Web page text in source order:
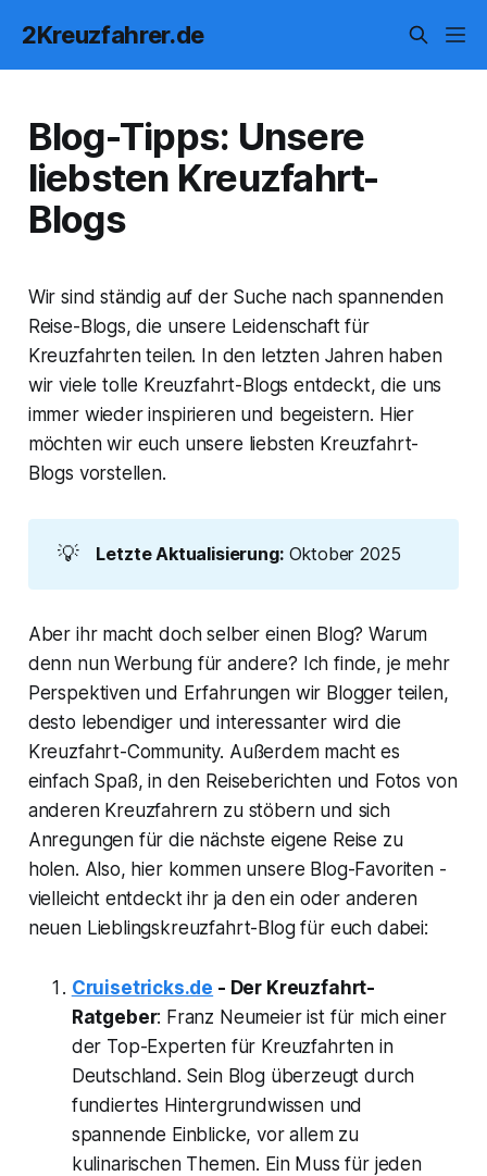
2Kreuzfahrer.de
Blog-Tipps: Unsere
liebsten Kreuzfahrt-
Blogs
Wir sind ständig auf der Suche nach spannenden
Reise-Blogs, die unsere Leidenschaft für
Kreuzfahrten teilen. In den letzten Jahren haben
wir viele tolle Kreuzfahrt-Blogs entdeckt, die uns
immer wieder inspirieren und begeistern. Hier
möchten wir euch unsere liebsten Kreuzfahrt-
Blogs vorstellen.
💡 Letzte Aktualisierung: Oktober 2025
Aber ihr macht doch selber einen Blog? Warum
denn nun Werbung für andere? Ich finde, je mehr
Perspektiven und Erfahrungen wir Blogger teilen,
desto lebendiger und interessanter wird die
Kreuzfahrt-Community. Außerdem macht es
einfach Spaß, in den Reiseberichten und Fotos von
anderen Kreuzfahrern zu stöbern und sich
Anregungen für die nächste eigene Reise zu
holen. Also, hier kommen unsere Blog-Favoriten -
vielleicht entdeckt ihr ja den ein oder anderen
neuen Lieblingskreuzfahrt-Blog für euch dabei:
Cruisetricks.de - Der Kreuzfahrt-
Ratgeber: Franz Neumeier ist für mich einer
der Top-Experten für Kreuzfahrten in
Deutschland. Sein Blog überzeugt durch
fundiertes Hintergrundwissen und
spannende Einblicke, vor allem zu
kulinarischen Themen. Ein Muss für jeden